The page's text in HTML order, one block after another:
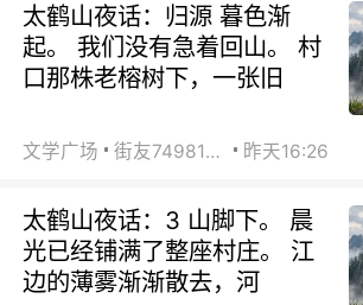
太鹤山夜话：归源 暮色渐
起。 我们没有急着回山。 村
口那株老榕树下，一张旧
文学广场 街友74981146 昨天16:26
太鹤山夜话：3 山脚下。 晨
光已经铺满了整座村庄。 江
边的薄雾渐渐散去，河